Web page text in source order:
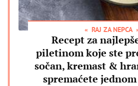
RAJ ZA NEPCA
Recept za
piletinom koje ste
sočan, kremast &
spremaćete